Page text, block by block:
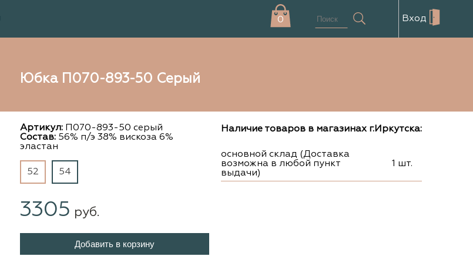
0 Вход
Юбка П070-893-50 Серый
Артикул:
П070-893-50 серый
Состав: 56% п/э 38% вискоза 6%
эластан
52 54
3305 руб.
Добавить в корзину
Наличие товаров в магазинах г.Иркутска:
основной склад (Доставка
возможна в любой пункт
выдачи)
1 шт.